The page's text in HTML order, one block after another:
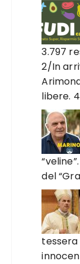
3.797
2/In
libere.
del